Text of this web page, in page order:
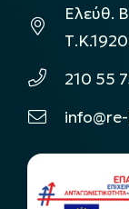
Ελεύθ.
210 55